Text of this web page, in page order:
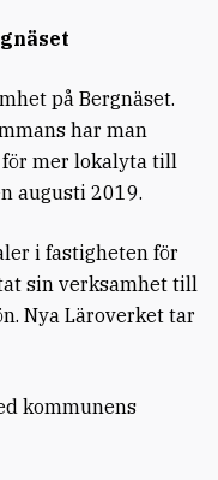
på Bergnäset.
har man
mer lokalyta till
augusti 2019.
i fastigheten för
sin verksamhet till
Nya Läroverket tar
kommunens